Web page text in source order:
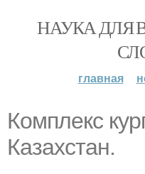
НАУКА ДЛЯ
главная
Комплекс
Казахстан.